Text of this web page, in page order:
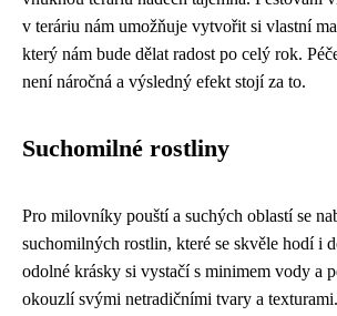
v teráriu nám umožňuje vytvořit si vlastní
který nám bude dělat radost po celý rok.
není náročná a výsledný efekt stojí za to.
Suchomilné rostliny
Pro milovníky pouští a suchých oblastí se
suchomilných rostlin, které se skvěle hodí i
odolné krásky si vystačí s minimem vody a
okouzlí svými netradičními tvary a texturami.